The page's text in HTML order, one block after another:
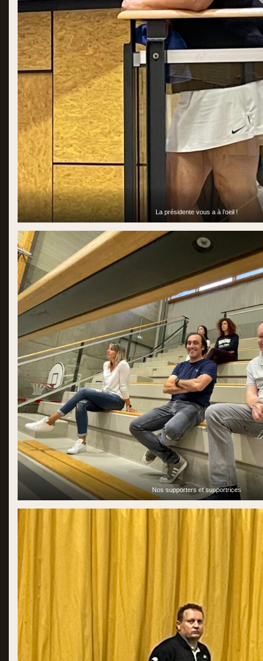
La présidente vous a à l’oeil !
Nos supporters et supportrices